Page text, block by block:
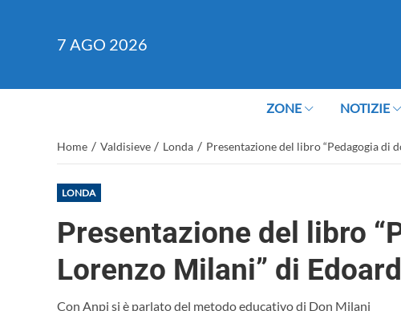
7 AGO 2026
ZONE NOTIZIE
Home / Valdisieve / Londa / Presentazione del libro “Pedagogia di
LONDA
Presentazione del libro
Lorenzo Milani” di
Con Anpi si è parlato del metodo educativo di Don Milani